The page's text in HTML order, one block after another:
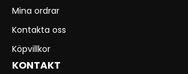
Mina ordrar
Kontakta oss
Köpvillkor
KONTAKT